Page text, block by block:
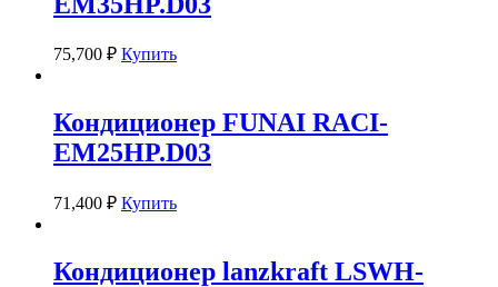
75,700 ₽ Купить
Кондиционер FUNAI RACI-
EM25HP.D03
71,400 ₽ Купить
Кондиционер lanzkraft LSWH-